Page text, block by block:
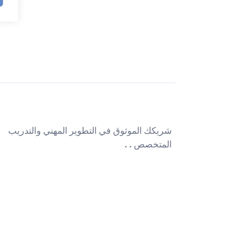
شريكك الموثوق في التطوير المهني والتدريب
المتخصص . .